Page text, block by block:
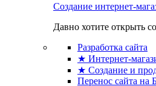
Создание интернет-
Давно хотите открыть
Разработка сайта
★ Интернет-
★ Создание и
Перенос сайта на